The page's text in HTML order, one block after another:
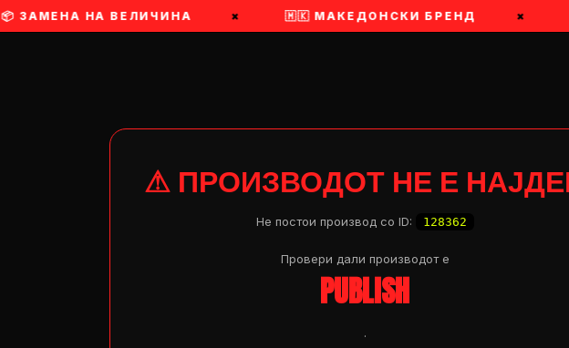
📦 ЗАМЕНА НА ВЕЛИЧИНА × 🇲🇰 МАКЕДОНСКИ БРЕНД ×
⚠ ПРОИЗВОДОТ НЕ Е
Не постои производ со ID: 128362
Провери дали производот e
PUBLISH
.